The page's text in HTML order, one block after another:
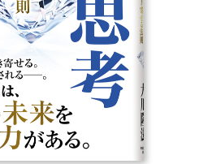
ーレイ